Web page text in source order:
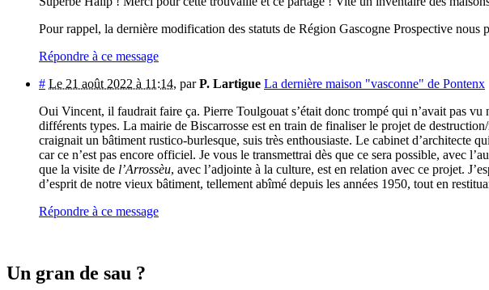
Pour rappel, la dernière modification des statuts de Région Gascogne Prospective
Répondre à ce message
# Le 21 août 2022 à 11:14, parP. Lartigue La dernière maison "vasconne" de Pontenx
Oui Vincent, il faudrait faire ça. Pierre Toulgouat s’était donc trompé qui n’avait pas
différents types. La mairie de Biscarrosse est en train de finaliser le projet de
craignait un bâtiment rustico-burlesque, suis très enthousiaste. Le cabinet d’architecte
car ce n’est pas encore officiel. Je vous le transmettrai dès que ce sera possible, avec
que la visite de l’Arrossèu, avec l’adjointe à la culture, est en relation avec ce projet.
d’esprit de notre vieux bâtiment, tellement abîmé depuis les années 1950, tout en
Répondre à ce message
Un gran de sau ?